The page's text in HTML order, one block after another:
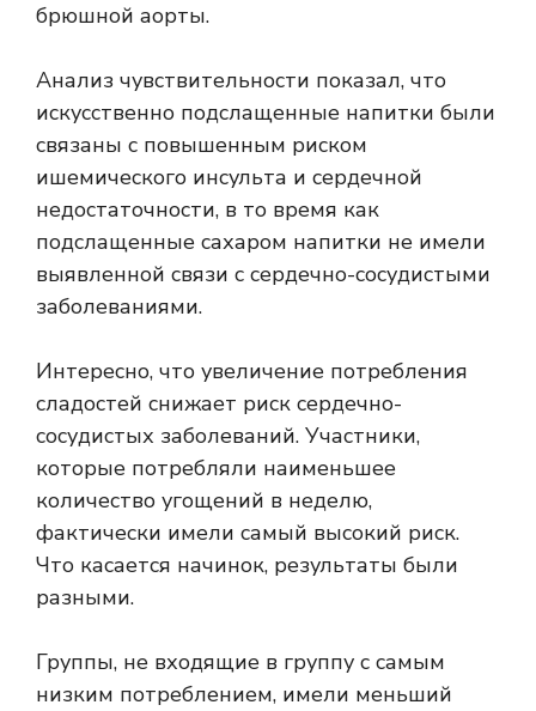
брюшной аорты.
Анализ чувствительности показал, что
искусственно подслащенные напитки были
связаны с повышенным риском
ишемического инсульта и сердечной
недостаточности, в то время как
подслащенные сахаром напитки не имели
выявленной связи с сердечно-сосудистыми
заболеваниями.
Интересно, что увеличение потребления
сладостей снижает риск сердечно-
сосудистых заболеваний. Участники,
которые потребляли наименьшее
количество угощений в неделю,
фактически имели самый высокий риск.
Что касается начинок, результаты были
разными.
Группы, не входящие в группу с самым
низким потреблением, имели меньший